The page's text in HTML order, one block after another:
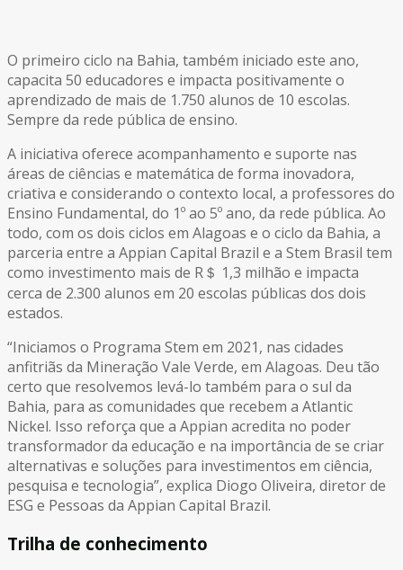
O primeiro ciclo na Bahia, também iniciado este ano,
capacita 50 educadores e impacta positivamente o
aprendizado de mais de 1.750 alunos de 10 escolas.
Sempre da rede pública de ensino.
A iniciativa oferece acompanhamento e suporte nas
áreas de ciências e matemática de forma inovadora,
criativa e considerando o contexto local, a professores do
Ensino Fundamental, do 1º ao 5º ano, da rede pública. Ao
todo, com os dois ciclos em Alagoas e o ciclo da Bahia, a
parceria entre a Appian Capital Brazil e a Stem Brasil tem
como investimento mais de R＄ 1,3 milhão e impacta
cerca de 2.300 alunos em 20 escolas públicas dos dois
estados.
“Iniciamos o Programa Stem em 2021, nas cidades
anfitriãs da Mineração Vale Verde, em Alagoas. Deu tão
certo que resolvemos levá-lo também para o sul da
Bahia, para as comunidades que recebem a Atlantic
Nickel. Isso reforça que a Appian acredita no poder
transformador da educação e na importância de se criar
alternativas e soluções para investimentos em ciência,
pesquisa e tecnologia”, explica Diogo Oliveira, diretor de
ESG e Pessoas da Appian Capital Brazil.
Trilha de conhecimento